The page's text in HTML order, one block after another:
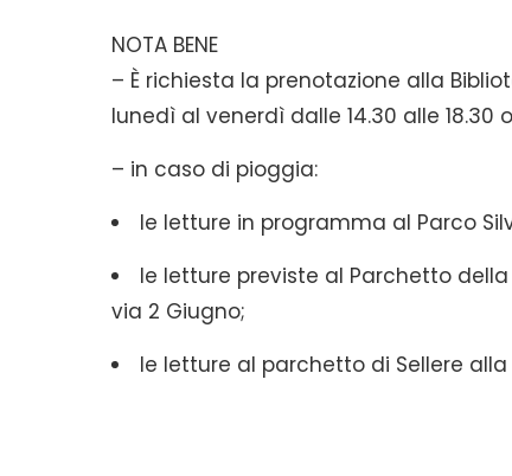
NOTA BENE
– È richiesta la prenotazione alla
lunedì al venerdì dalle 14.30 alle 18.30
– in caso di pioggia:
le letture in programma al Parco
le letture previste al Parchetto della
via 2 Giugno;
le letture al parchetto di Sellere